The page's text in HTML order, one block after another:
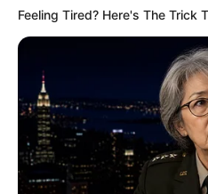
Feeling Tired? Here's The Trick